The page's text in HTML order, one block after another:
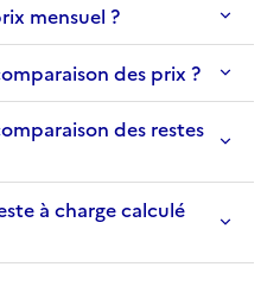
mensuel ?
des prix ?
des restes
à charge calculé